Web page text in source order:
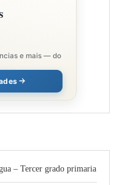
e mais — do
– Tercer grado primaria